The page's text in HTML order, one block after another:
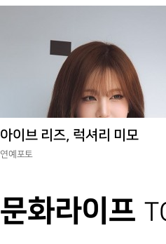
아이브 리즈, 럭셔리 미모
연예포토
문화라이프